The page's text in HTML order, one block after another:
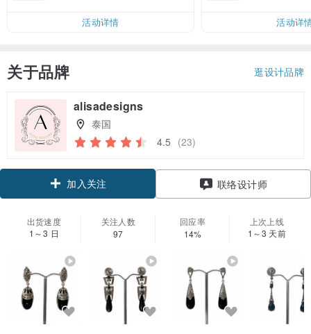
活动详情
活动详
关于品牌 逛设计品牌
alisadesigns
泰国
4.5 (23)
加入关注 联络设计师
出货速度
1～3 日
关注人数
97
回应率
14%
上次上线
1～3 天前